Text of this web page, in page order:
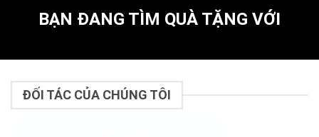
BẠN ĐANG TÌM QUÀ TẶNG VỚI
ĐỐI TÁC CỦA CHÚNG TÔI